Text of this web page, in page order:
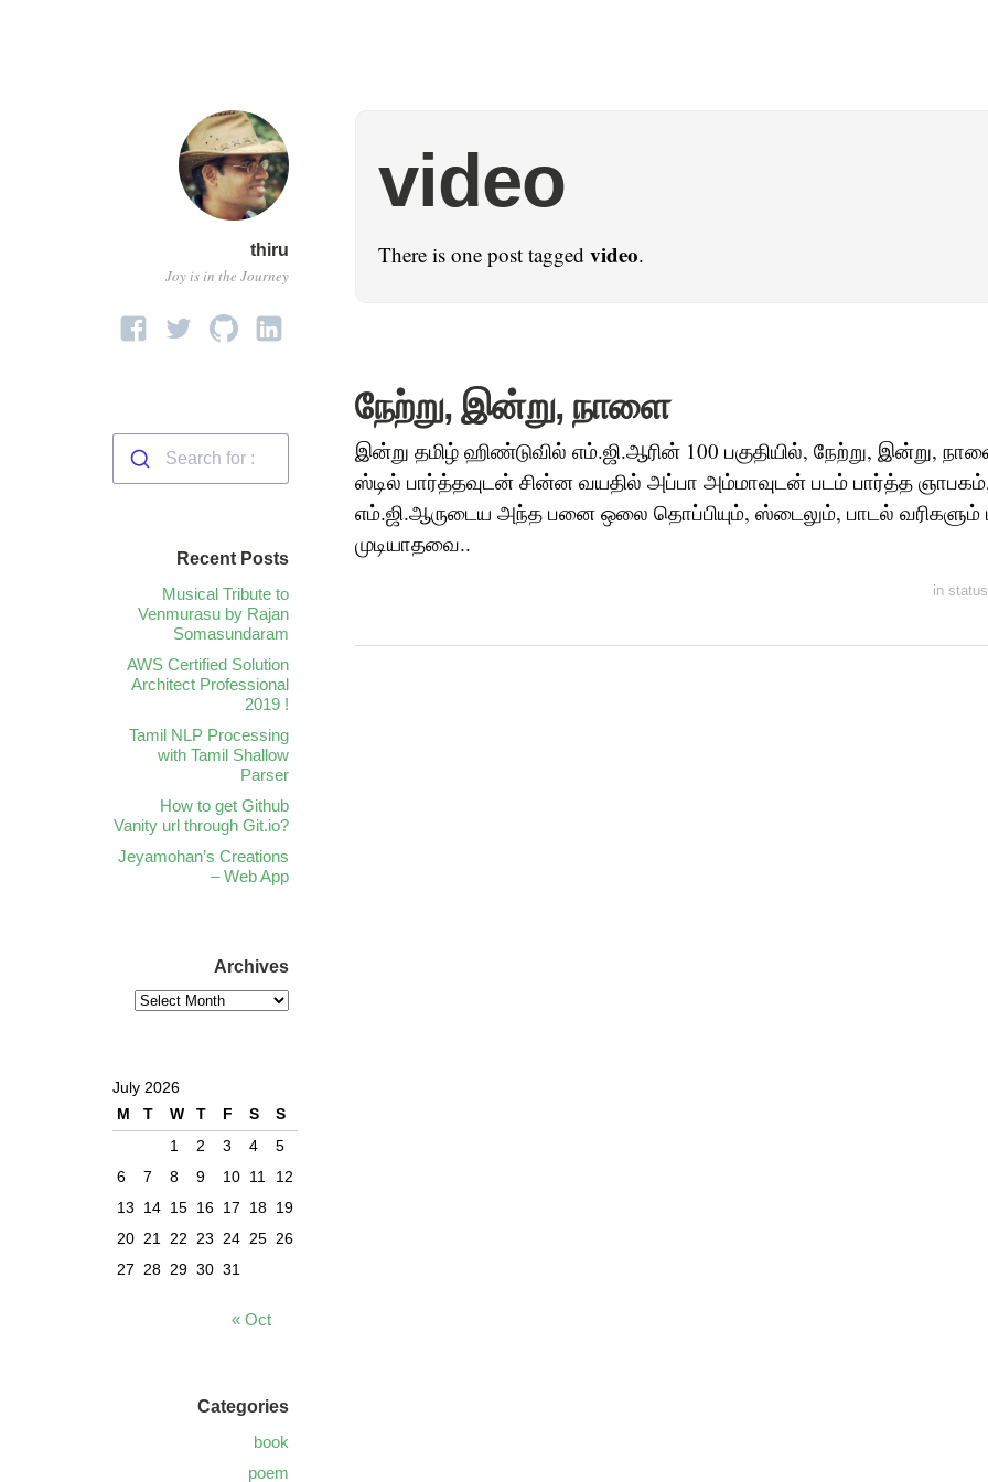
thiru
Joy is in the Journey
video
There is one post tagged video.
நேற்று, இன்று, நாளை
இன்று தமிழ் ஹிண்டுவில் எம்.ஜி.ஆரின் 100 பகுதியில், நேற்று, இன்று,
ஸ்டில் பார்த்தவுடன் சின்ன வயதில் அப்பா அம்மாவுடன் படம் பார்த்த
எம்.ஜி.ஆருடைய அந்த பனை ஒலை தொப்பியும், ஸ்டைலும், பாடல்
முடியாதவை..
in status
Recent Posts
Musical Tribute to
Venmurasu by Rajan
Somasundaram
AWS Certified Solution
Architect Professional
2019 !
Tamil NLP Processing
with Tamil Shallow
Parser
How to get Github
Vanity url through Git.io?
Jeyamohan’s Creations
– Web App
Archives
July 2026
M
T W T F S
S
1
2 3 4
5
6
7 8 9 10 11
12
13
14 15 16 17 18 19
20 21 22 23 24 25 26
27 28 29 30 31
« Oct
Categories
book
poem